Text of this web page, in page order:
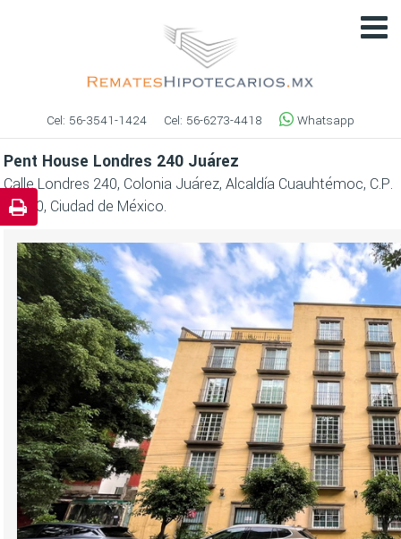
Cel: 56-3541-1424 Cel: 56-6273-4418 Whatsapp
Pent House Londres 240 Juárez
Calle Londres 240, Colonia Juárez, Alcaldía Cuauhtémoc, C.P.
06600, Ciudad de México.